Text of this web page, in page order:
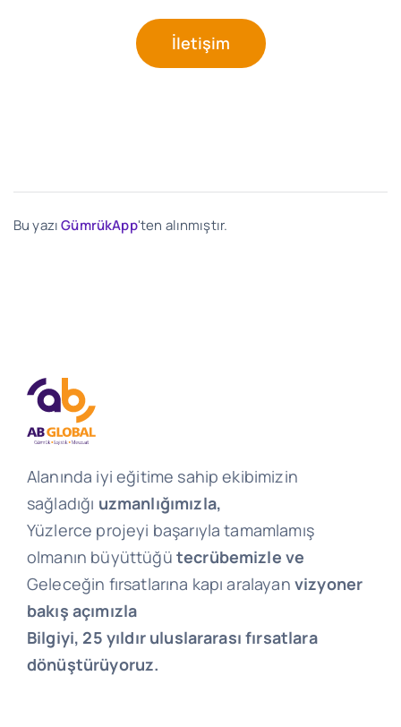
İletişim
Bu yazıGümrükApp'ten alınmıştır.
Alanında iyi eğitime sahip ekibimizin
sağladığı uzmanlığımızla,
Yüzlerce projeyi başarıyla tamamlamış
olmanın büyüttüğü tecrübemizle ve
Geleceğin fırsatlarına kapı aralayan vizyoner
bakış açımızla
Bilgiyi, 25 yıldır uluslararası fırsatlara
dönüştürüyoruz.